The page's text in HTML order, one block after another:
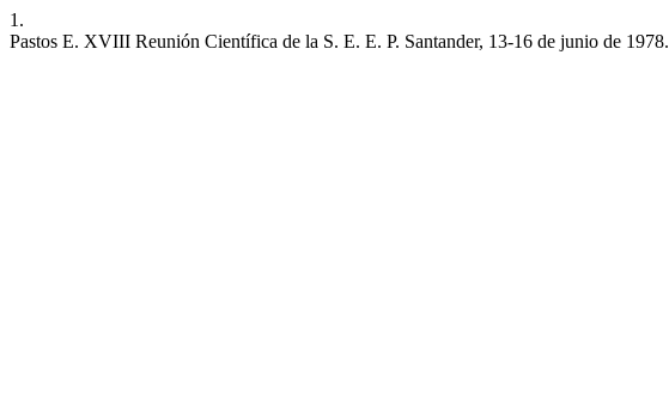
1.
Pastos E. XVIII Reunión Científica de la S. E. E. P. Santander, 13-16 de junio de 1978.